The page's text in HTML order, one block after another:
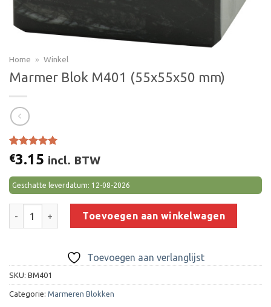
Home » Winkel
Marmer Blok M401 (55x55x50 mm)
Gewaardeerd
5.00op 5
gebaseerd
op
2
klant
waarderingen
€3.15 incl. BTW
Geschatte leverdatum: 12-08-2026
Marmer Blok M401 (55x55x50 mm) aantal
Toevoegen aan winkelwagen
Toevoegen aan verlanglijst
SKU: BM401
Categorie: Marmeren Blokken